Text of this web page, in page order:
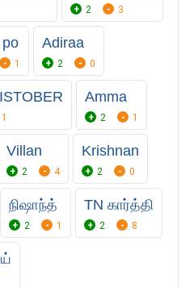
2 3
1
Adiraa
2 0
1
Amma
2 1
Villan
2 4
Krishnan
2 0
நிஷாந்த்
2 1
TN கார்த்தி
2 8